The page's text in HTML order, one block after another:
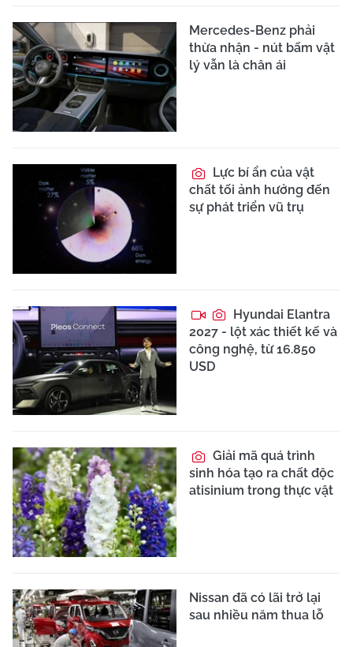
Mercedes-Benz phải
thừa nhận - nút bấm vật
lý vẫn là chân ái
Lực bí ẩn của vật
chất tối ảnh hưởng đến
sự phát triển vũ trụ
Hyundai Elantra
2027 - lột xác thiết kế và
công nghệ, từ 16.850
USD
Giải mã quá trình
sinh hóa tạo ra chất độc
atisinium trong thực vật
Nissan đã có lãi trở lại
sau nhiều năm thua lỗ